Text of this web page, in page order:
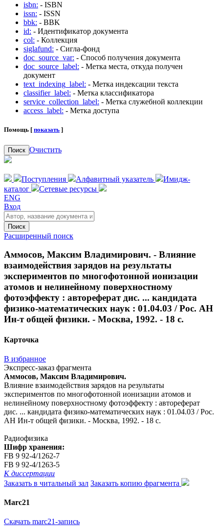
isbn: - ISBN
issn: - ISSN
bbk: - BBK
id: - Идентификатор документа
col: - Коллекция
siglafund: - Сигла-фонд
doc_source_var: - Способ получения документа
doc_source_label: - Метка места, откуда получен
документ
text_indexing_label: - Метка индексации текста
classifier_label: - Метка классификатора
service_collection_label: - Метка служебной коллекции
access_label: - Метка доступа
Помощь [ показать ]
Поиск Очистить
Поступления Алфавитный указатель
Имидж-
каталог
Сетевые ресурсы
ENG
Вход
Поиск
Расширенный поиск
Аммосов, Максим Владимирович. - Влияние
взаимодействия зарядов на результаты
экспериментов по многофотонной ионизации
атомов и нелинейному поверхностному
фотоэффекту : автореферат дис. ... кандидата
физико-математических наук : 01.04.03 / Рос. АН
Ин-т общей физики. - Москва, 1992. - 18 с.
Карточка
В избранное
Экспресс-заказ фрагмента
Аммосов, Максим Владимирович.
Влияние взаимодействия зарядов на результаты
экспериментов по многофотонной ионизации атомов и
нелинейному поверхностному фотоэффекту : автореферат
дис. ... кандидата физико-математических наук : 01.04.03 / Рос.
АН Ин-т общей физики. - Москва, 1992. - 18 с.
Радиофизика
Шифр хранения:
FB 9 92-4/1262-7
FB 9 92-4/1263-5
К диссертации
Заказать в читальный зал Заказать копию фрагмента
Marc21
Скачать marc21-запись